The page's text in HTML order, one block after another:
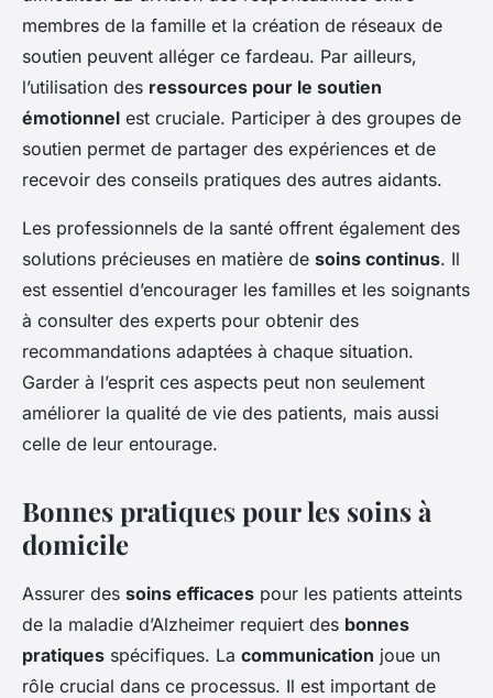
membres de la famille et la création de réseaux de
soutien peuvent alléger ce fardeau. Par ailleurs,
l’utilisation des ressources pour le soutien
émotionnel est cruciale. Participer à des groupes de
soutien permet de partager des expériences et de
recevoir des conseils pratiques des autres aidants.
Les professionnels de la santé offrent également des
solutions précieuses en matière de soins continus. Il
est essentiel d’encourager les familles et les soignants
à consulter des experts pour obtenir des
recommandations adaptées à chaque situation.
Garder à l’esprit ces aspects peut non seulement
améliorer la qualité de vie des patients, mais aussi
celle de leur entourage.
Bonnes pratiques pour les soins à
domicile
Assurer des soins efficaces pour les patients atteints
de la maladie d’Alzheimer requiert des bonnes
pratiques spécifiques. La communication joue un
rôle crucial dans ce processus. Il est important de